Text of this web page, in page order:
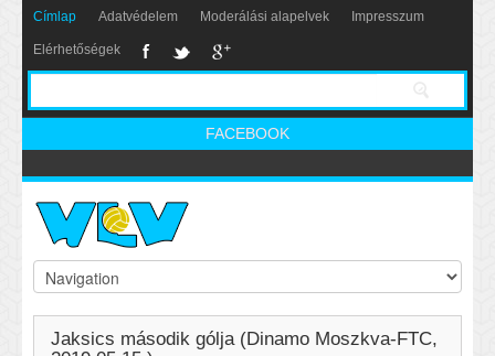
Címlap Adatvédelem Moderálási alapelvek Impresszum
Elérhetőségek
FACEBOOK
Jaksics második gólja (Dinamo Moszkva-FTC,